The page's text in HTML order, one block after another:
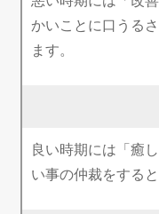
かいことに口うる
ます。
良い時期には「癒
い事の仲裁をする